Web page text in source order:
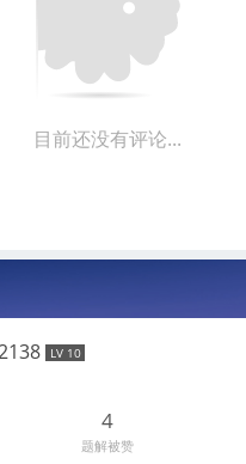
目前还没有评论...
LV 10
4
题解被赞